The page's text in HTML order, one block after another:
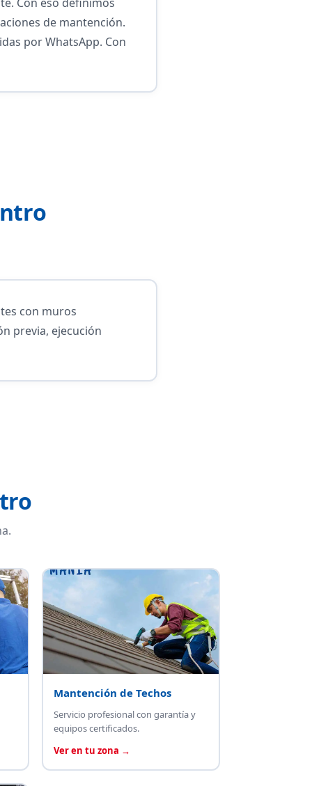
de mantención.
por WhatsApp. Con
con muros
previa, ejecución
Mantención de Techos
Servicio profesional con garantía y
equipos certificados.
Ver en tu zona →